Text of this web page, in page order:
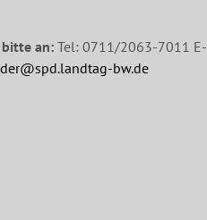
bitte an:Tel: 0711/2063-7011 E-
bw.de